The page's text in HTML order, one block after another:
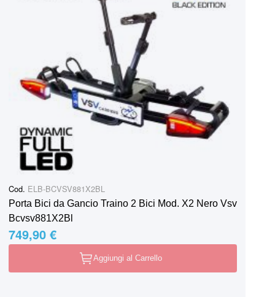
Cod. ELB-BCVSV881X2BL
Porta Bici da Gancio Traino 2 Bici Mod. X2 Nero Vsv
Bcvsv881X2Bl
749,90 €
Aggiungi al Carrello